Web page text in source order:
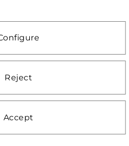
els drets reservats. D&D per
Reject
Accept